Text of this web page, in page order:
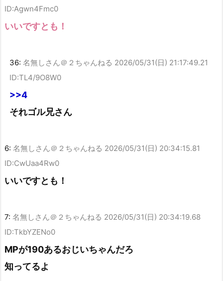
ID:Agwn4Fmc0
いいですとも！
36: 名無しさん＠２ちゃんねる 2026/05/31(日) 21:17:49.21
ID:TL4/9O8W0
>>4
それゴル兄さん
6: 名無しさん＠２ちゃんねる 2026/05/31(日) 20:34:15.81
ID:CwUaa4Rw0
いいですとも！
7: 名無しさん＠２ちゃんねる 2026/05/31(日) 20:34:19.68
ID:TkbYZENo0
MPが190あるおじいちゃんだろ
知ってるよ